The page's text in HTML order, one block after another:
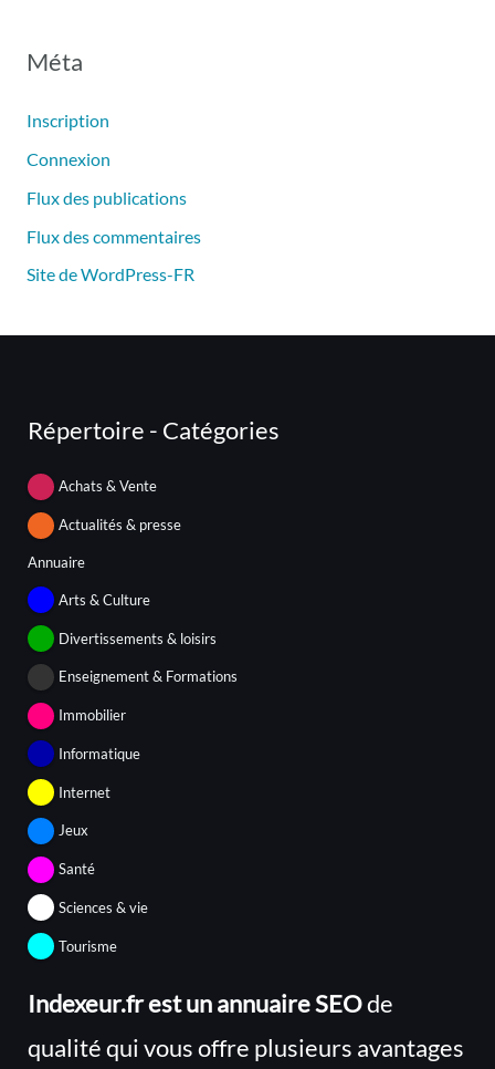
Méta
Inscription
Connexion
Flux des publications
Flux des commentaires
Site de WordPress-FR
Répertoire - Catégories
Achats & Vente
Actualités & presse
Annuaire
Arts & Culture
Divertissements & loisirs
Enseignement & Formations
Immobilier
Informatique
Internet
Jeux
Santé
Sciences & vie
Tourisme
Indexeur.fr est un annuaire SEOde
qualité qui vous offre plusieurs avantages